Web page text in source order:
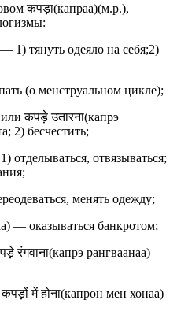
कपड़ा(капраа)(м.р.),
1) тянуть одеяло на себя;2)
(о менструальном цикле);
कपड़े उतारना(капрэ
2) бесчестить;
отделываться, отвязываться;
менять одежду;
— оказываться банкротом;
रंगवाना(капрэ рангваанаа) —
में होना(капрон мен хонаа)